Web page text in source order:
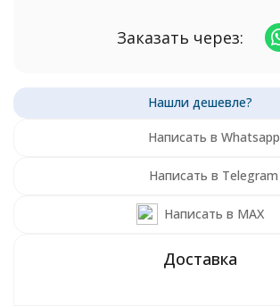
Заказать через:
Написать в Whatsapp
Написать в Telegram
Написать в MAX